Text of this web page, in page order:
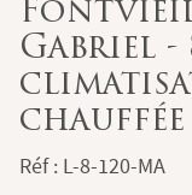
Gabriel -
chauffée
Réf : L-8-120-MA